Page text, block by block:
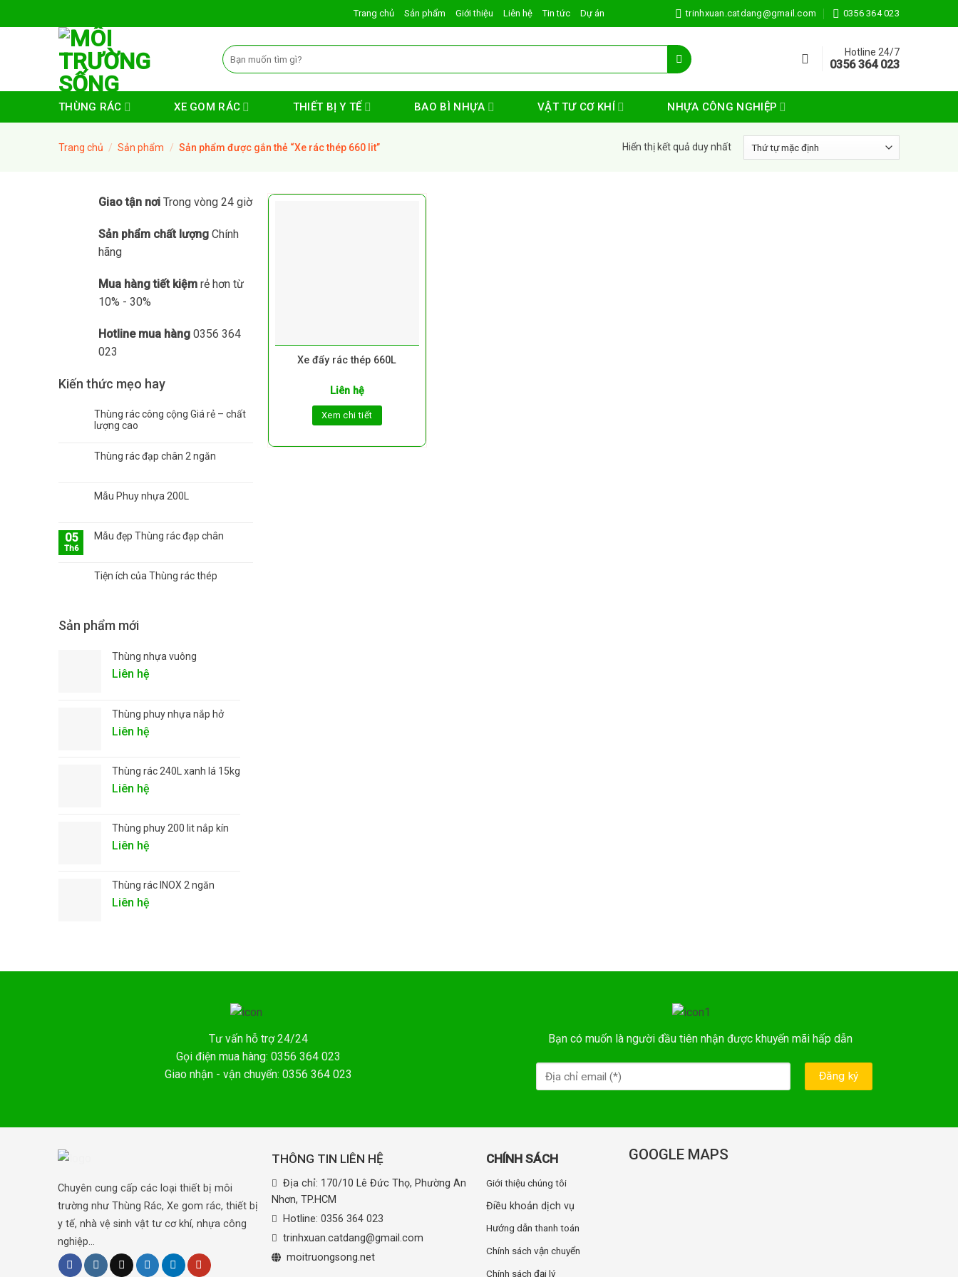
to
Trang chủ Sản phẩm Giới thiệu Liên hệ Tin tức Dự án trinhxuan.catdang@gmail.com 0356 364 023
Tìm
kiếm:
Hotline 24/7
0356 364 023
THÙNG RÁC XE GOM RÁC THIẾT BỊ Y TẾ BAO BÌ NHỰA VẬT TƯ CƠ KHÍ NHỰA CÔNG NGHIỆP
Trang chủ / Sản phẩm / Sản phẩm được gắn thẻ “Xe rác thép 660 lit” Hiển thị kết quả duy nhất
Giao tận nơi Trong vòng 24 giờ
Sản phẩm chất lượng Chính
hãng
Mua hàng tiết kiệm rẻ hơn từ
10% - 30%
Hotline mua hàng 0356 364
023
Kiến thức mẹo hay
Thùng rác công cộng Giá rẻ – chất
lượng cao
Thùng rác đạp chân 2 ngăn
Mẫu Phuy nhựa 200L
05
Th6
Mẫu đẹp Thùng rác đạp chân
Tiện ích của Thùng rác thép
Sản phẩm mới
Thùng nhựa vuông
Liên hệ
Thùng phuy nhựa nắp hở
Liên hệ
Thùng rác 240L xanh lá 15kg
Liên hệ
Thùng phuy 200 lit nắp kín
Liên hệ
Thùng rác INOX 2 ngăn
Liên hệ
Xe đẩy rác thép 660L
Liên hệ
Xem chi tiết
Tư vấn hỗ trợ 24/24
Gọi điện mua hàng: 0356 364 023
Giao nhận - vận chuyển: 0356 364 023
Bạn có muốn là người đầu tiên nhận được khuyến mãi hấp dẫn
Chuyên cung cấp các loại thiết bị môi
trường như Thùng Rác, Xe gom rác, thiết bị
y tế, nhà vệ sinh vật tư cơ khí, nhựa công
nghiệp...
THÔNG TIN LIÊN HỆ
Địa chỉ: 170/10 Lê Đức Thọ, Phường An
Nhơn, TP.HCM
Hotline:0356 364 023
trinhxuan.catdang@gmail.com
moitruongsong.net
CHÍNH SÁCH
Giới thiệu chúng tôi
Điều khoản dịch vụ
Hướng dẫn thanh toán
Chính sách vận chuyển
Chính sách đại lý
GOOGLE MAPS